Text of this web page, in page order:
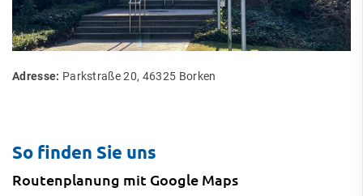
Adresse: Parkstraße 20, 46325 Borken
So finden Sie uns
Routenplanung mit Google Maps